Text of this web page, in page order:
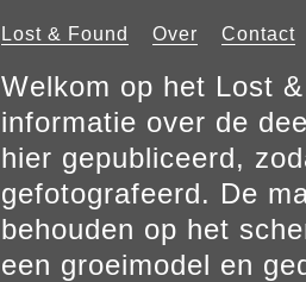
Lost & Found Over Contact
Welkom op het Lost
informatie over de
hier gepubliceerd,
gefotografeerd. De
behouden op het
een groeimodel en